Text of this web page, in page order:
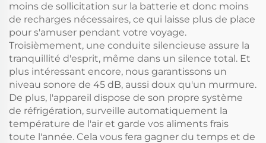
moins de sollicitation sur la batterie et donc moins
de recharges nécessaires, ce qui laisse plus de place
pour s'amuser pendant votre voyage.
Troisièmement, une conduite silencieuse assure la
tranquillité d'esprit, même dans un silence total. Et
plus intéressant encore, nous garantissons un
niveau sonore de 45 dB, aussi doux qu'un murmure.
De plus, l'appareil dispose de son propre système
de réfrigération, surveille automatiquement la
température de l'air et garde vos aliments frais
toute l'année. Cela vous fera gagner du temps et de